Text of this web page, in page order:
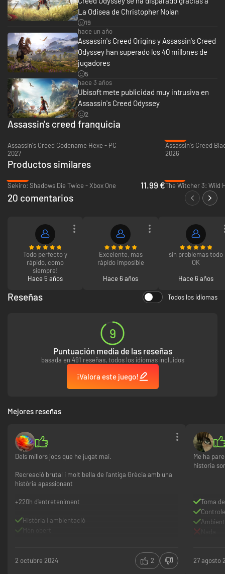
Participa en combates épicos entre Esparta y Atenas, con más de
150 soldados en cada bando.
VIAJA A LA ANTIGUA GRECIA
Explora paisajes salvajes, ciudades vibrantes y lugares históricos
emblemáticos. Navega por mares resplandecientes, escala imponentes
montañas y descubre el centro de una civilización.
ELIGE TU CAMINO
Tus decisiones modelan tu entorno. Juega en un mundo vivo que
reacciona constantemente a cada decisión que tomes: forja alianzas,
provoca conflictos y determina el destino de los personajes. Personaliza
tu equipo, el barco y tus habilidades especiales para convertirte en
leyenda.
La Odisea de Christopher Nolan
19
hace un año
Assassin's Creed Origins y Assassin's Creed
Odyssey han superado los 40 millones de
jugadores
5
hace 3 años
Ubisoft mete publicidad muy intrusiva en
Assassin's Creed Odyssey
2
Assassin's creed franquicia
Assassin's Creed Codename Hexe - PC
2027
2026
Productos similares
Sekiro: Shadows Die Twice - Xbox One
11.99 €
20 comentarios
Todo perfecto y
rápido, como
siempre!
Hace 5 años
Excelente, mas
rápido imposible
Hace 6 años
sin problemas todo
OK
Hace 6 años
Reseñas Todos los idiomas
9
Puntuación media de las reseñas
basada en 491 reseñas, todos los idiomas incluidos
¡Valora este juego!
Mejores reseñas
Dels millors jocs que he jugat mai.
Recreació brutal i molt bella de l'antiga Grècia amb una
història apassionant
+220h d'entreteniment
Història i ambientació
2 octubre 2024 2
Me ha
historia
Toma
27 agosto